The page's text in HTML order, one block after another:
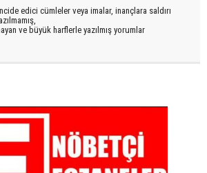
edici cümleler veya imalar, inançlara saldırı
ve büyük harflerle yazılmış yorumlar